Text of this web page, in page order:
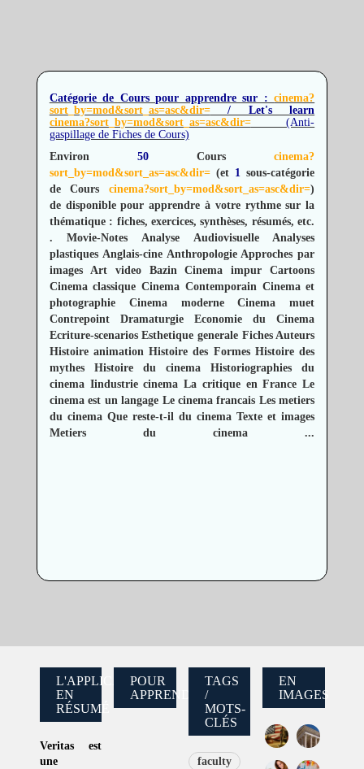
Catégorie de Cours pour apprendre sur :cinema?
sort_by=mod&sort_as=asc&dir=/ Let's learn
cinema?sort_by=mod&sort_as=asc&dir=(Anti-
gaspillage de Fiches de Cours)
Environ 50Courscinema?
sort_by=mod&sort_as=asc&dir=(et 1
sous-catégorie
de Courscinema?sort_by=mod&sort_as=asc&dir=)
de disponible pour apprendre à votre rythme sur la
thématique : fiches, exercices, synthèses, résumés, etc.
.
Movie-Notes Analyse Audiovisuelle
Analyses
plastiques Anglais-cine Anthropologie Approches par
images
Art video Bazin Cinema impur
Cartoons
Cinema classique Cinema Contemporain Cinema et
photographie
Cinema moderne
Cinema muet
Contrepoint
Dramaturgie
Economie du Cinema
Ecriture-scenarios Esthetique generale Fiches Auteurs
Histoire animation Histoire des Formes Histoire des
mythes
Histoire du cinema
Historiographies du
cinema Iindustrie cinema La critique en France Le
cinema est un langage Le cinema francais Les metiers
du cinema Que reste-t-il du cinema Texte et images
Metiers du cinema
...
L'APPLICATION
EN
RÉSUMÉ
Veritasest
une
POUR
APPRENDRE
TAGS
/
MOTS-
CLÉS
faculty
EN
IMAGES